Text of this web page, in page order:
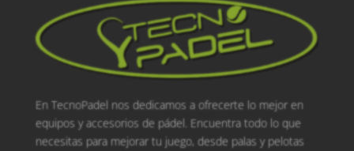
En TecnoPadel nos dedicamos a ofrecerte lo mejor en
equipos y accesorios de pádel. Encuentra todo lo que
necesitas para mejorar tu juego, desde palas y pelotas